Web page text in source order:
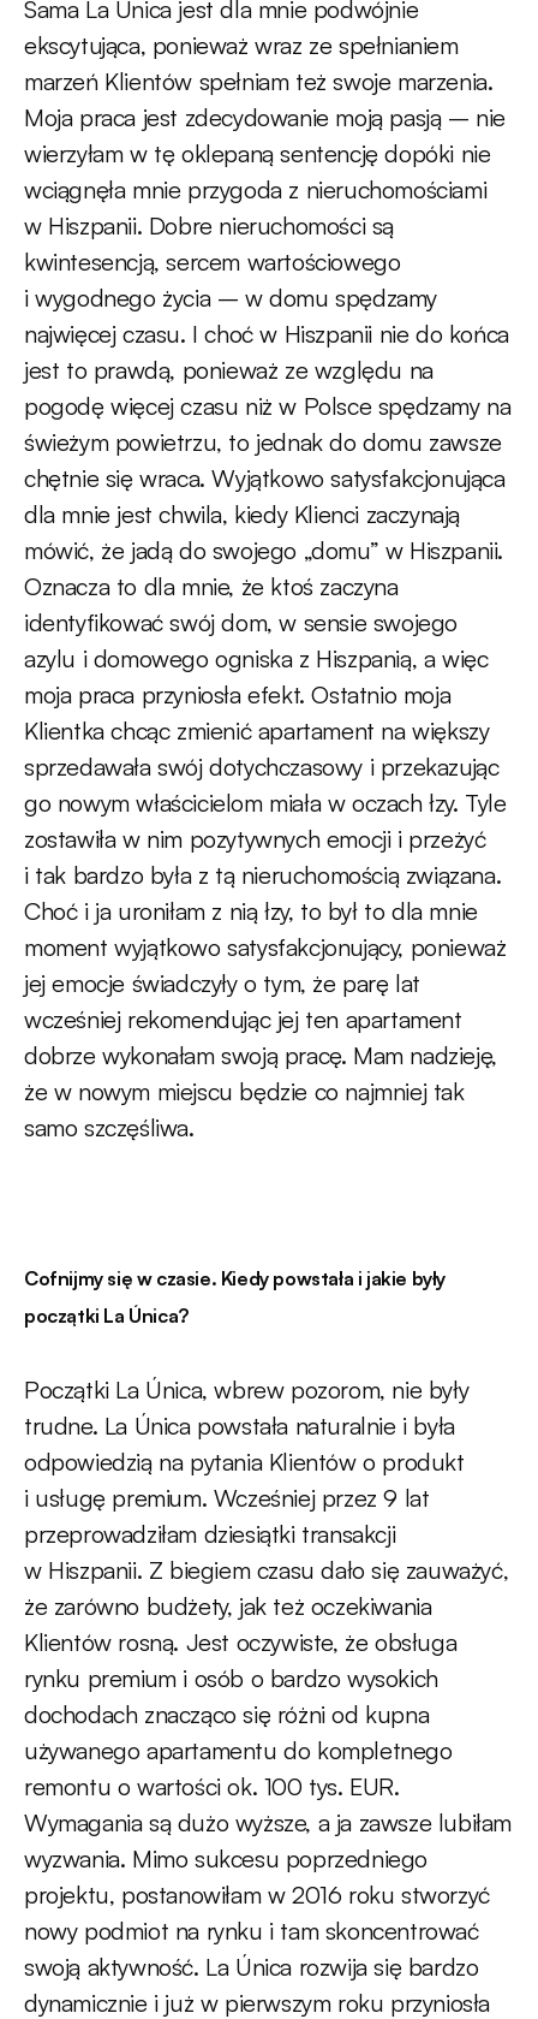
Sama La Única jest dla mnie podwójnie
ekscytująca, ponieważ wraz ze spełnianiem
marzeń Klientów spełniam też swoje marzenia.
Moja praca jest zdecydowanie moją pasją – nie
wierzyłam w tę oklepaną sentencję dopóki nie
wciągnęła mnie przygoda z nieruchomościami
w Hiszpanii. Dobre nieruchomości są
kwintesencją, sercem wartościowego
i wygodnego życia – w domu spędzamy
najwięcej czasu. I choć w Hiszpanii nie do końca
jest to prawdą, ponieważ ze względu na
pogodę więcej czasu niż w Polsce spędzamy na
świeżym powietrzu, to jednak do domu zawsze
chętnie się wraca. Wyjątkowo satysfakcjonująca
dla mnie jest chwila, kiedy Klienci zaczynają
mówić, że jadą do swojego „domu” w Hiszpanii.
Oznacza to dla mnie, że ktoś zaczyna
identyfikować swój dom, w sensie swojego
azylu i domowego ogniska z Hiszpanią, a więc
moja praca przyniosła efekt. Ostatnio moja
Klientka chcąc zmienić apartament na większy
sprzedawała swój dotychczasowy i przekazując
go nowym właścicielom miała w oczach łzy. Tyle
zostawiła w nim pozytywnych emocji i przeżyć
i tak bardzo była z tą nieruchomością związana.
Choć i ja uroniłam z nią łzy, to był to dla mnie
moment wyjątkowo satysfakcjonujący, ponieważ
jej emocje świadczyły o tym, że parę lat
wcześniej rekomendując jej ten apartament
dobrze wykonałam swoją pracę. Mam nadzieję,
że w nowym miejscu będzie co najmniej tak
samo szczęśliwa.
Cofnijmy się w czasie. Kiedy powstała i jakie były
początki La Única?
Początki La Única, wbrew pozorom, nie były
trudne. La Única powstała naturalnie i była
odpowiedzią na pytania Klientów o produkt
i usługę premium. Wcześniej przez 9 lat
przeprowadziłam dziesiątki transakcji
w Hiszpanii. Z biegiem czasu dało się zauważyć,
że zarówno budżety, jak też oczekiwania
Klientów rosną. Jest oczywiste, że obsługa
rynku premium i osób o bardzo wysokich
dochodach znacząco się różni od kupna
używanego apartamentu do kompletnego
remontu o wartości ok. 100 tys. EUR.
Wymagania są dużo wyższe, a ja zawsze lubiłam
wyzwania. Mimo sukcesu poprzedniego
projektu, postanowiłam w 2016 roku stworzyć
nowy podmiot na rynku i tam skoncentrować
swoją aktywność. La Única rozwija się bardzo
dynamicznie i już w pierwszym roku przyniosła